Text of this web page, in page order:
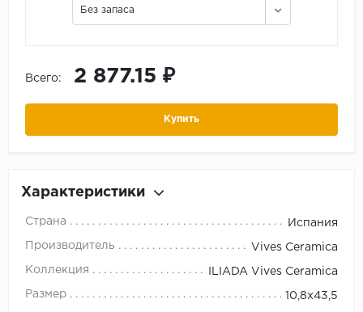
Без запаса
Всего: 2 877.15 ₽
Купить
Характеристики
Страна Испания
Производитель Vives Ceramica
Коллекция ILIADA Vives Ceramica
Размер 10,8x43,5